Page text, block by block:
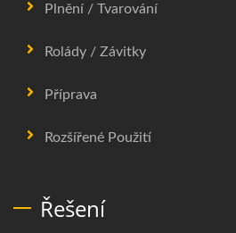
Plnění / Tvarování
Rolády / Závitky
Příprava
Rozšířené Použití
Řešení